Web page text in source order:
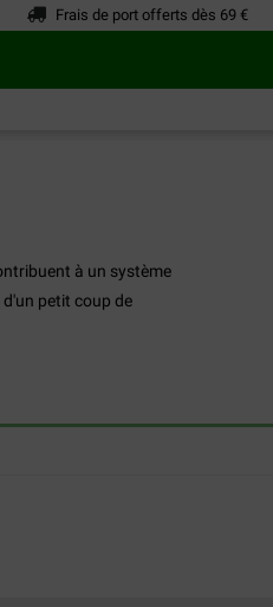
Frais de port offerts dès 69 €
à un système
petit coup de